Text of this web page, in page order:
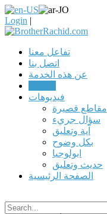
Login |
تفاعل معنا
اتصل بنا
عن هذه الخدمة
فيديوهات
مقاطع قصيرة
سؤال جريء
آية وتعليق
بكل وضوح
ابولوجيا
حديث وتعليق
الصفحة الرئيسية